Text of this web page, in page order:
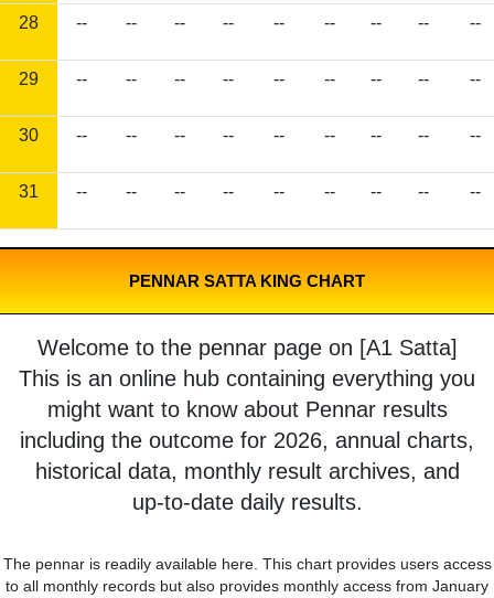
28 -- -- -- -- -- -- -- -- --
29 -- -- -- -- -- -- -- -- --
30 -- -- -- -- -- -- -- -- --
31 -- -- -- -- -- -- -- -- --
PENNAR SATTA KING CHART
Welcome to the pennar page on [A1 Satta]
This is an online hub containing everything you
might want to know about Pennar results
including the outcome for 2026, annual charts,
historical data, monthly result archives, and
up-to-date daily results.
The pennar is readily available here. This chart provides users access
to all monthly records but also provides monthly access from January